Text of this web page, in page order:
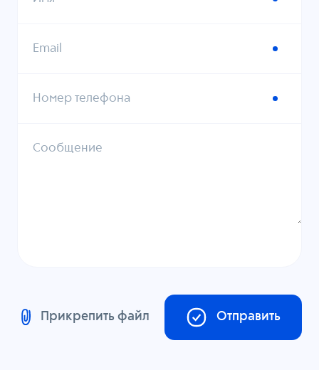
Email
Номер телефона
Сообщение
Прикрепить файл Отправить